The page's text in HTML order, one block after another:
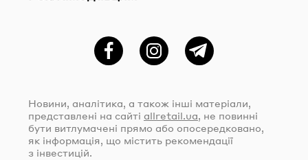
ФейсбукInstagramTelegram
Новини, аналітика, а також інші матеріали,
представлені на сайті allretail.ua, не повинні
бути витлумачені прямо або опосередковано,
як інформація, що містить рекомендації
з інвестицій.